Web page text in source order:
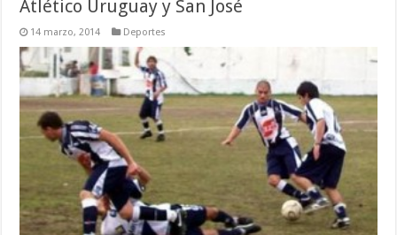
Atlético Uruguay y San José
14 marzo, 2014 Deportes